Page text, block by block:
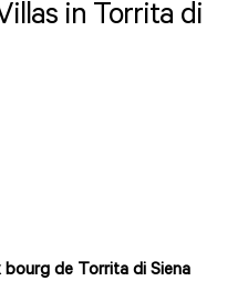
in Torrita di
bourg de Torrita di Siena